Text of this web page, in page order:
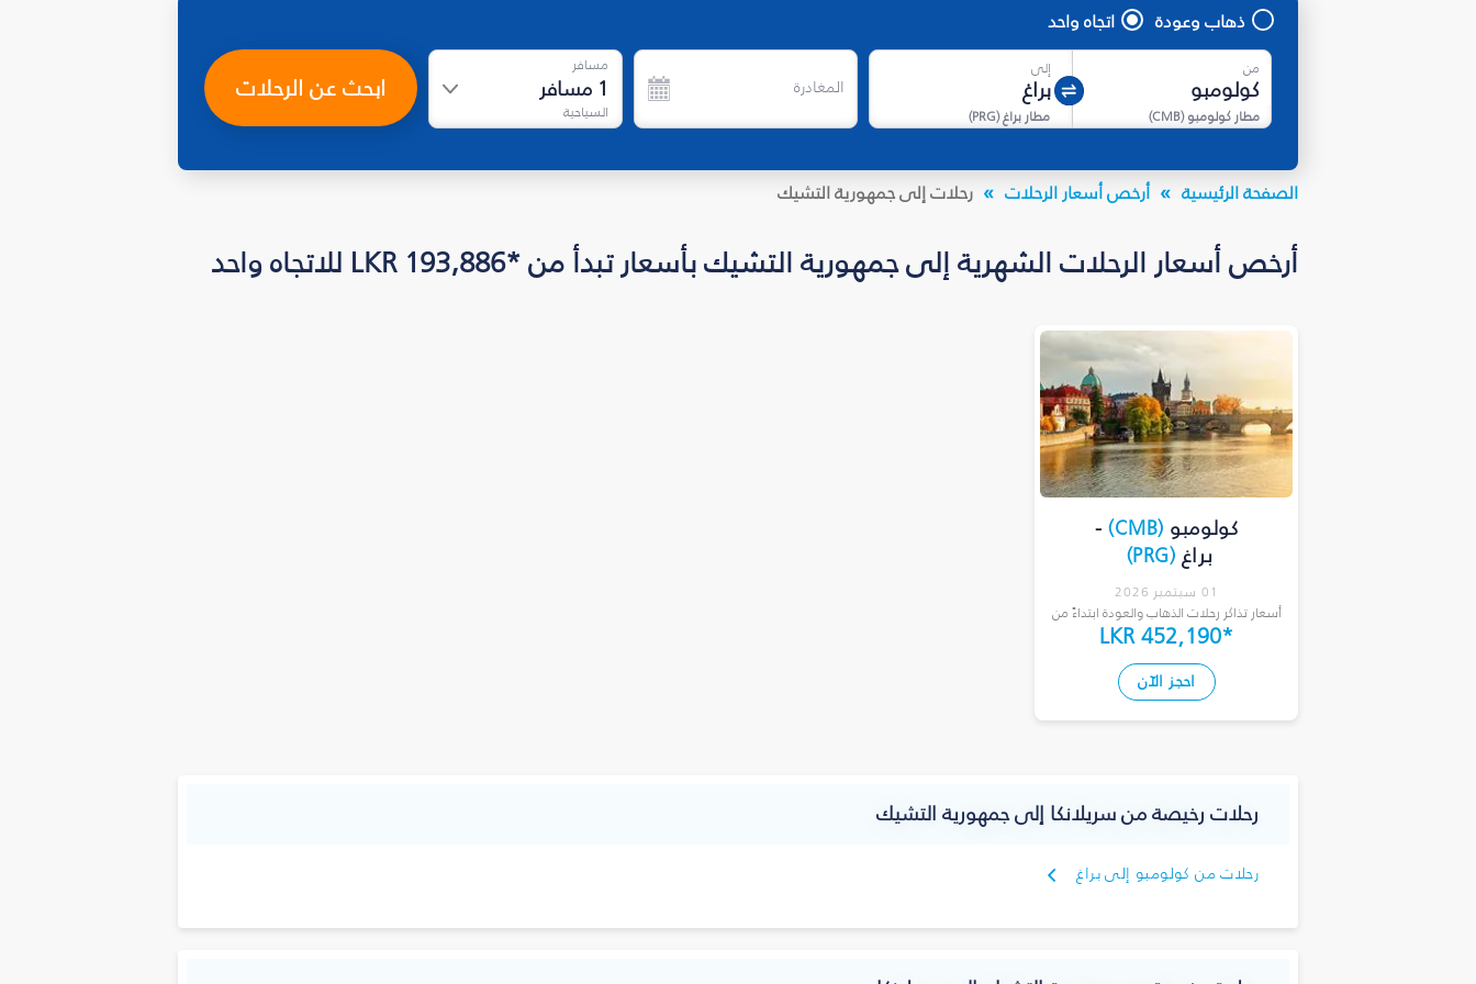
ذهاب وعودة اتجاه واحد
من
مطار كولومبو (
CMB
)
إلى
مطار براغ(
PRG
)
المغادرة
مسافر
1 مسافر
السياحية
ابحث عن الرحلات
الصفحة الرئيسية أرخص أسعار الرحلات رحلات إلى جمهورية التشيك
أرخص أسعار الرحلات الشهرية إلى جمهورية التشيك بأسعار تبدأ من *LKR 193,886 للاتجاه واحد
كولومبو (
CMB
)
-
براغ (
PRG
)
01 سبتمبر 2026
أسعار تذاكر رحلات الذهاب والعودة ابتداءً من
LKR 452,190*
احجز الآن
رحلات رخيصة من سريلانكا إلى جمهورية التشيك
رحلات من كولومبو إلى براغ